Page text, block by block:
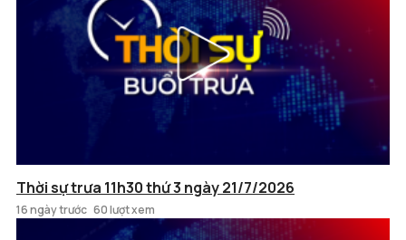
Thời sự trưa 11h30 thứ 3 ngày 21/7/2026
16 ngày trước 60 lượt xem